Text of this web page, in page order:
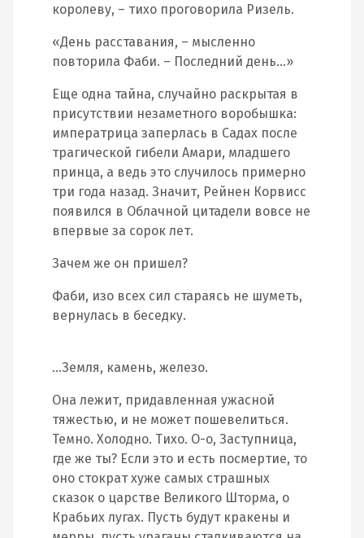
королеву, – тихо проговорила Ризель.
«День расставания, – мысленно
повторила Фаби. – Последний день…»
Еще одна тайна, случайно раскрытая в
присутствии незаметного воробышка:
императрица заперлась в Садах после
трагической гибели Амари, младшего
принца, а ведь это случилось примерно
три года назад. Значит, Рейнен Корвисс
появился в Облачной цитадели вовсе не
впервые за сорок лет.
Зачем же он пришел?
Фаби, изо всех сил стараясь не шуметь,
вернулась в беседку.
…Земля, камень, железо.
Она лежит, придавленная ужасной
тяжестью, и не может пошевелиться.
Темно. Холодно. Тихо. О-о, Заступница,
где же ты? Если это и есть посмертие, то
оно стократ хуже самых страшных
сказок о царстве Великого Шторма, о
Крабьих лугах. Пусть будут кракены и